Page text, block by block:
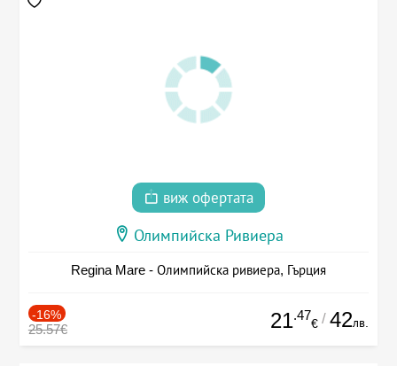
виж офертата
Олимпийска Ривиера
Regina Mare - Олимпийска ривиера, Гърция
-16%
25.57€ 21.47
€ / 42лв.